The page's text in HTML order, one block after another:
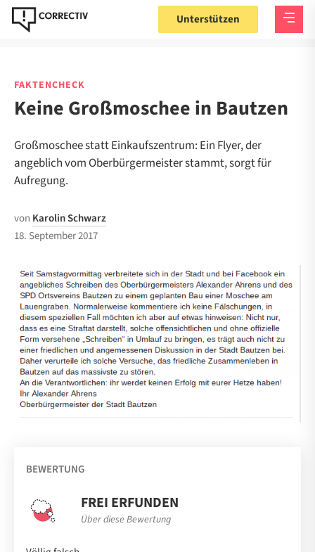
Unterstützen
FAKTENCHECK
Keine Großmoschee in Bautzen
Großmoschee statt Einkaufszentrum: Ein Flyer, der
angeblich vom Oberbürgermeister stammt, sorgt für
Aufregung.
von Karolin Schwarz
18. September 2017
BEWERTUNG
FREI ERFUNDEN
Über diese Bewertung